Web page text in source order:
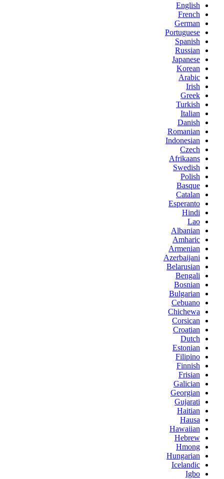
English
French
German
Portuguese
Spanish
Russian
Japanese
Korean
Arabic
Irish
Greek
Turkish
Italian
Danish
Romanian
Indonesian
Czech
Afrikaans
Swedish
Polish
Basque
Catalan
Esperanto
Hindi
Lao
Albanian
Amharic
Armenian
Azerbaijani
Belarusian
Bengali
Bosnian
Bulgarian
Cebuano
Chichewa
Corsican
Croatian
Dutch
Estonian
Filipino
Finnish
Frisian
Galician
Georgian
Gujarati
Haitian
Hausa
Hawaiian
Hebrew
Hmong
Hungarian
Icelandic
Igbo